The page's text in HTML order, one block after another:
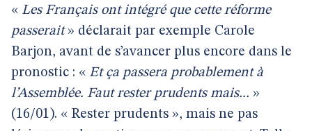
« Les Français ont intégré que cette réforme
passerait» déclarait par exemple Carole
Barjon, avant de s’avancer plus encore dans le
pronostic : « Et ça passera probablement à
l’Assemblée. Faut rester prudents mais... »
(16/01). « Rester prudents », mais ne pas